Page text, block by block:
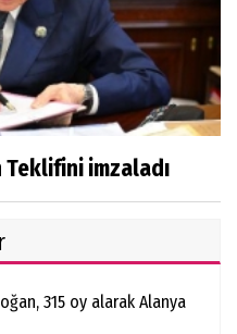
Teklifini imzaladı
315 oy alarak Alanya